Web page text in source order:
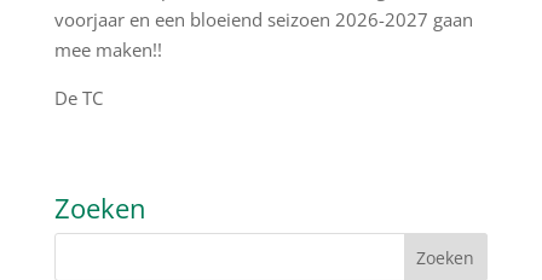
voorjaar en een bloeiend seizoen 2026-2027 gaan
mee maken!!
De TC
Zoeken